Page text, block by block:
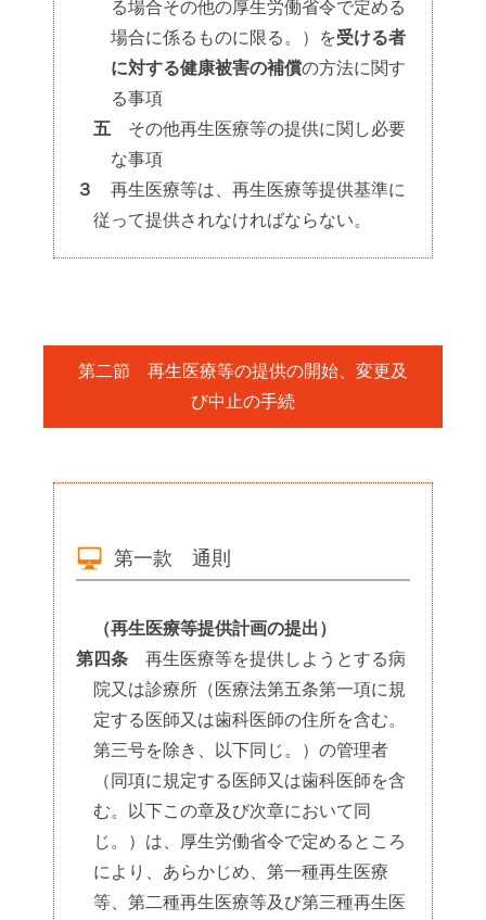
る場合その他の厚生労働省令で定める
場合に係るものに限る。）を受ける者
に対する健康被害の補償の方法に関す
る事項
五 その他再生医療等の提供に関し必要
な事項
３
再生医療等は、再生医療等提供基準に
従って提供されなければならない。
第二節 再生医療等の提供の開始、変更及
び中止の手続
第一款 通則
（再生医療等提供計画の提出）
第四条 再生医療等を提供しようとする病
院又は診療所（医療法第五条第一項に規
定する医師又は歯科医師の住所を含む。
第三号を除き、以下同じ。）の管理者
（同項に規定する医師又は歯科医師を含
む。以下この章及び次章において同
じ。）は、厚生労働省令で定めるところ
により、あらかじめ、第一種再生医療
等、第二種再生医療等及び第三種再生医